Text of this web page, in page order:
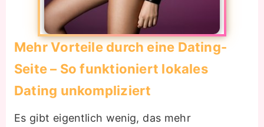
Mehr Vorteile durch eine Dating-
Seite – So funktioniert lokales
Dating unkompliziert
Es gibt eigentlich wenig, das mehr